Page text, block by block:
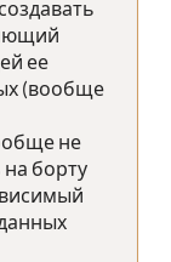
ее
(вообще
не
на борту